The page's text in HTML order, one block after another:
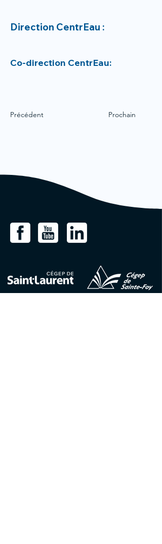
Direction CentrEau :
Co-direction CentrEau:
Précédent Prochain